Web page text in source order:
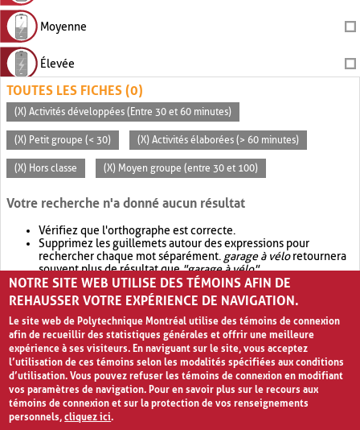
Moyenne
Élevée
TOUTES LES FICHES (0)
(X) Activités développées (Entre 30 et 60 minutes)
(X) Petit groupe (< 30) (X) Activités élaborées (> 60 minutes)
(X) Hors classe (X) Moyen groupe (entre 30 et 100)
Votre recherche n'a donné aucun résultat
Vérifiez que l'orthographe est correcte.
Supprimez les guillemets autour des expressions pour
rechercher chaque mot séparément. garage à véloretournera
souvent plus de résultat que"garage à vélo".
Envisagez d'élargir votre recherche avec OR.garage OR vélo
retournera souvent plus de résultat quegarage à vélo
NOTRE SITE WEB UTILISE DES TÉMOINS AFIN DE
REHAUSSER VOTRE EXPÉRIENCE DE NAVIGATION.
Le site web de Polytechnique Montréal utilise des témoins de connexion
afin de recueillir des statistiques générales et offrir une meilleure
expérience à ses visiteurs. En naviguant sur le site, vous acceptez
l’utilisation de ces témoins selon les modalités spécifiées aux conditions
d’utilisation. Vous pouvez refuser les témoins de connexion en modifiant
vos paramètres de navigation. Pour en savoir plus sur le recours aux
témoins de connexion et sur la protection de vos renseignements
personnels,cliquez ici.